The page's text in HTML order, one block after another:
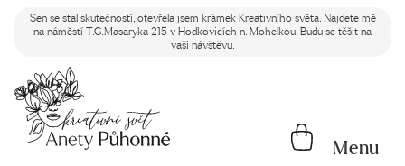
Sen se stal skutečností, otevřela jsem krámek Kreativního světa. Najdete mě
na náměstí T.G.Masaryka 215 v Hodkovicích n. Mohelkou. Budu se těšit na
vaši návštěvu.
Menu